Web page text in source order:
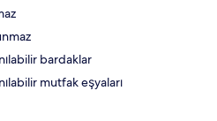
bardaklar
mutfak eşyaları